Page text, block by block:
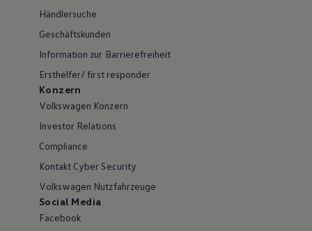
Händlersuche
Geschäftskunden
Information zur Barrierefreiheit
Ersthelfer/ first responder
Konzern
Volkswagen Konzern
Investor Relations
Compliance
Kontakt Cyber Security
Volkswagen Nutzfahrzeuge
Social Media
Facebook